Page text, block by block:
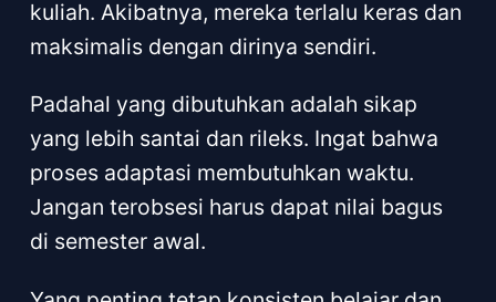
kuliah. Akibatnya, mereka terlalu keras dan
maksimalis dengan dirinya sendiri.
Padahal yang dibutuhkan adalah sikap
yang lebih santai dan rileks. Ingat bahwa
proses adaptasi membutuhkan waktu.
Jangan terobsesi harus dapat nilai bagus
di semester awal.